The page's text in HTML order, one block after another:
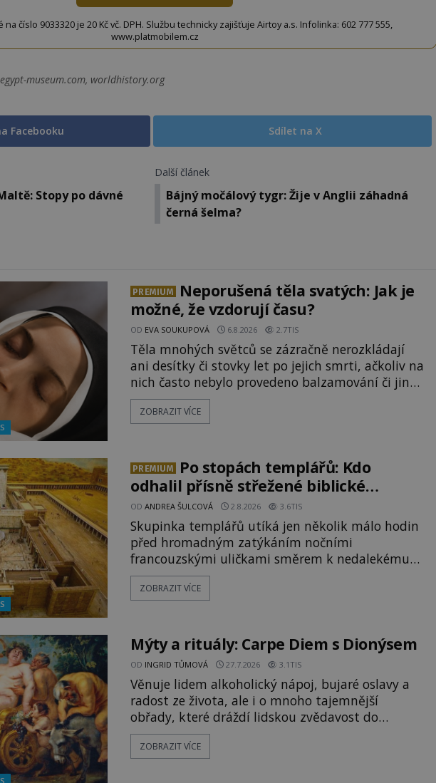
na číslo 9033320 je 20 Kč vč. DPH. Službu technicky zajišťuje Airtoy a.s. Infolinka: 602 777 555,
www.platmobilem.cz
museum.com, worldhistory.org
Facebooku Sdílet na X
Stopy po dávné
Další článek
Bájný močálový tygr: Žije v Anglii záhadná
černá šelma?
PREMIUM
Neporušená těla svatých: Jak je
možné, že vzdorují času?
OD EVA SOUKUPOVÁ 6.8.2026 2.7TIS
Těla mnohých světců se zázračně nerozkládají
ani desítky či stovky let po jejich smrti, ačkoliv na
nich často nebylo provedeno balzamování či jiné
pokusy o konzervaci. Neporušené ostatky bývají
považovány za důkaz svatosti zemřelých. Jaké
Milosrdných
ZOBRAZIT VÍCE
PREMIUM
Po stopách templářů: Kdo
odhalil přísně střežené biblické
tajemství?
ODANDREA ŠULCOVÁ 2.8.2026 3.6TIS
Skupinka templářů utíká jen několik málo hodin
před hromadným zatýkáním nočními
francouzskými uličkami směrem k nedalekému
přístavu. Jeden z nich má přes ramena ranec s
tajemným obsahem. Kapitán lodi už na ně čeká.
kapitáne?“ zeptá se ho jeden z templářů. „Do Sk
ZOBRAZIT VÍCE
Mýty a rituály: Carpe Diem s Dionýsem
OD INGRID TŮMOVÁ 27.7.2026 3.1TIS
Věnuje lidem alkoholický nápoj, bujaré oslavy a
radost ze života, ale i o mnoho tajemnější
obřady, které dráždí lidskou zvědavost do
dnešních dní. Co doopravdy představuje bůh,
jemuž Římané říkají Bakchus? Mytologický příběh
ZOBRAZIT VÍCE